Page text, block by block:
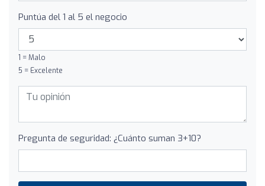
Puntúa del 1 al 5 el negocio
1 = Malo
5 = Excelente
Pregunta de seguridad: ¿Cuánto suman 3+10?